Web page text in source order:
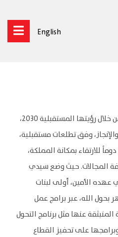
English
لقد أسست قيادتنا الرشيدة، من خلال رؤيتها المستقبلية 2030،
وفق تطلعات مستقبلية،
للارتقاء بمكانة المملكة،
المجالات. حيث وضع سيدي
عهده الأمين، أولى لبنات
بحول الله، عبر برامج عمل
المنبثقة عنها مثل برنامج التحول
على تحفيز القطاع